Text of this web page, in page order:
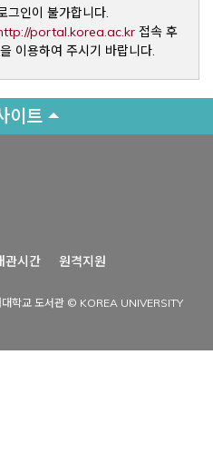
그인이 불가합니다.
portal.korea.ac.krOpens a
접속 후
이용하여 주시기 바랍니다.
이트
관시간 원격지원
학교 도서관 © KOREA UNIVERSITY
window